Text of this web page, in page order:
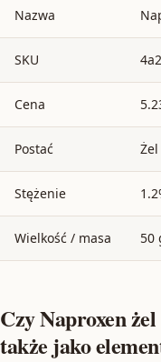
Nazwa
SKU
Cena
Postać Żel
Stężenie
Wielkość / masa 50
Czy Naproxen
także jako